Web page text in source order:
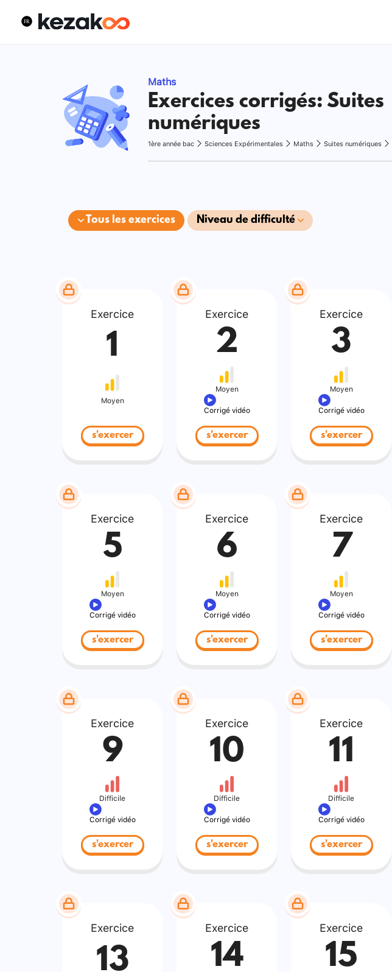
Maths
Exercices corrigés: Suites
numériques
1ère année bac Sciences Expérimentales Maths Suites numériques
Tous les exercices Niveau de difficulté
Exercice
1
Moyen
s'exercer
Exercice
2
Moyen
Corrigé vidéo
s'exercer
Exercice
3
Moyen
Corrigé vidéo
s'exercer
Exercice
5
Moyen
Corrigé vidéo
s'exercer
Exercice
6
Moyen
Corrigé vidéo
s'exercer
Exercice
7
Moyen
Corrigé vidéo
s'exercer
Exercice
9
Difficile
Corrigé vidéo
s'exercer
Exercice
10
Difficile
Corrigé vidéo
s'exercer
Exercice
11
Difficile
Corrigé vidéo
s'exercer
Exercice
13
Exercice
14
Exercice
15